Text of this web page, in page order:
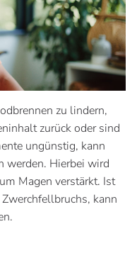
zu lindern,
zurück oder sind
ungünstig, kann
werden. Hierbei wird
Magen verstärkt. Ist
kann